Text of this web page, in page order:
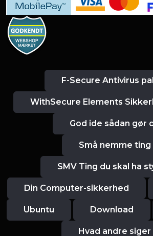
F-Secure Antivirus
WithSecure Elements
God ide sådan gør
Små nemme ting
SMV Ting du skal ha
Din Computer-sikkerhed
Ubuntu Download
Hvad andre siger